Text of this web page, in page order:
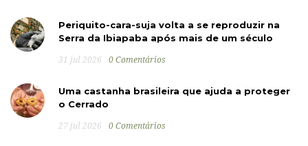
Periquito-cara-suja volta a se reproduzir na
Serra da Ibiapaba após mais de um século
31 jul 2026 0 Comentários
Uma castanha brasileira que ajuda a proteger
o Cerrado
27 jul 2026 0 Comentários